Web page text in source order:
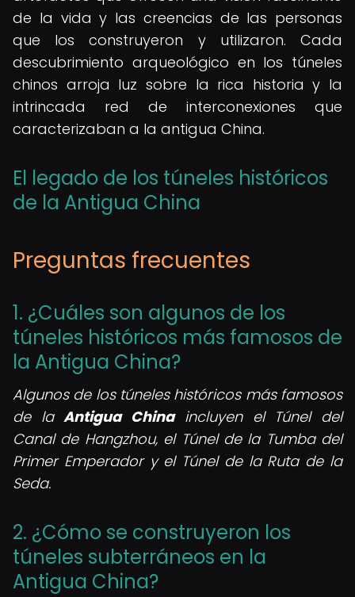
de la vida y las creencias de las personas
que los construyeron y utilizaron. Cada
descubrimiento arqueológico en los túneles
chinos arroja luz sobre la rica historia y la
intrincada red de interconexiones que
caracterizaban a la antigua China.
El legado de los túneles históricos
de la Antigua China
Preguntas frecuentes
1. ¿Cuáles son algunos de los
túneles históricos más famosos de
la Antigua China?
Algunos de los túneles históricos más famosos
de laAntigua Chinaincluyen el Túnel del
Canal de Hangzhou, el Túnel de la Tumba del
Primer Emperador y el Túnel de la Ruta de la
Seda.
2. ¿Cómo se construyeron los
túneles subterráneos en la
Antigua China?